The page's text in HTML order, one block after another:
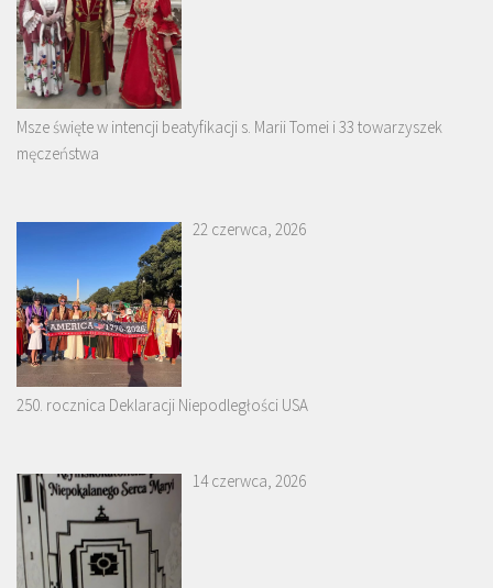
Msze święte w intencji beatyfikacji s. Marii Tomei i 33 towarzyszek
męczeństwa
22 czerwca, 2026
250. rocznica Deklaracji Niepodległości USA
14 czerwca, 2026